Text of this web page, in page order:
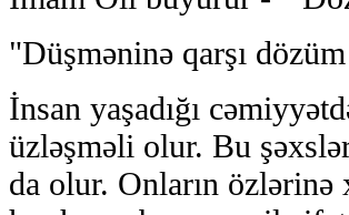
"Düşməninə qarşı
İnsan yaşadığı
üzləşməli olur. Bu
da olur. Onların özlərinə